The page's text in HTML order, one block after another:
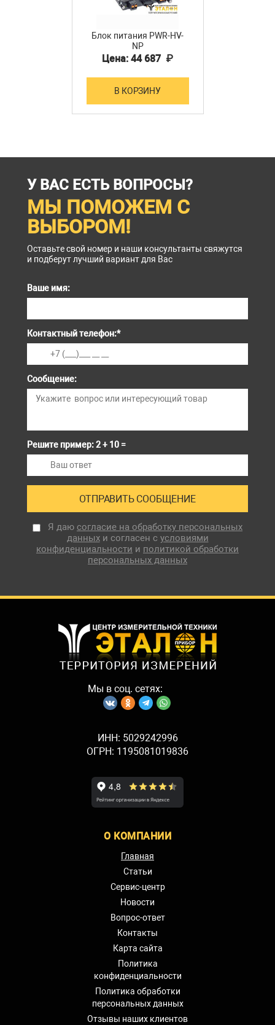
Блок питания PWR-HV-
NP
Цена: 44 687 ₽
В КОРЗИНУ
У ВАС ЕСТЬ ВОПРОСЫ?
МЫ ПОМОЖЕМ С
ВЫБОРОМ!
Оставьте свой номер и наши консультанты свяжутся
и подберут лучший вариант для Вас
Ваше имя:
Контактный телефон:*
Сообщение:
Решите пример: 2 + 10 =
Я даю согласие на обработку персональных
данныхи согласен с условиями
конфиденциальности и политикой обработки
персональных данных
Мы в соц. сетях:
ИНН: 5029242996
ОГРН: 1195081019836
О КОМПАНИИ
Главная
Статьи
Сервис-центр
Новости
Вопрос-ответ
Контакты
Карта сайта
Политика
конфиденциальности
Политика обработки
персональных данных
Отзывы наших клиентов